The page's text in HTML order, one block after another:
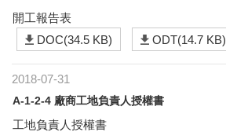
開工報告表
DOC(34.5 KB)
ODT(14.7 KB)
2018-07-31
A-1-2-4 廠商工地負責人授權書
工地負責人授權書